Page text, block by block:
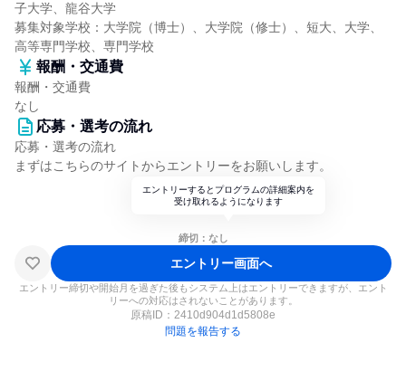
子大学、龍谷大学
募集対象学校：大学院（博士）、大学院（修士）、短大、大学、
高等専門学校、専門学校
報酬・交通費
報酬・交通費
なし
応募・選考の流れ
応募・選考の流れ
まずはこちらのサイトからエントリーをお願いします。
エントリーするとプログラムの詳細案内を
受け取れるようになります
締切：なし
エントリー画面へ
エントリー締切や開始月を過ぎた後もシステム上はエントリーできますが、エント
リーへの対応はされないことがあります。
原稿ID： 2410d904d1d5808e
問題を報告する